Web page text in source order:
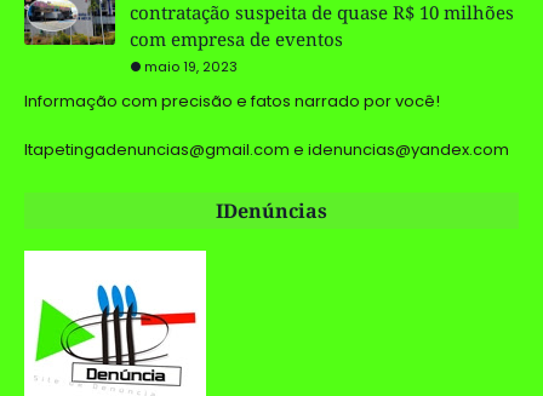
contratação suspeita de quase R$ 10 milhões
com empresa de eventos
maio 19, 2023
Informação com precisão e fatos narrado por você!
Itapetingadenuncias@gmail.com e idenuncias@yandex.com
IDenúncias